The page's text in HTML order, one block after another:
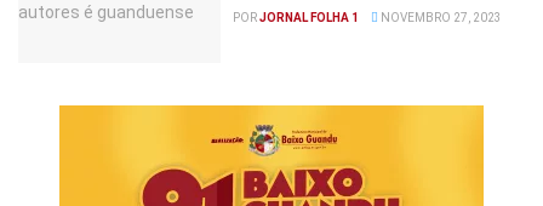
PORJORNAL FOLHA 1 NOVEMBRO 27, 2023